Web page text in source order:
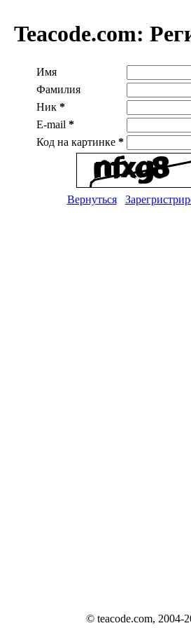
Teacode.com:
Имя
Фамилия
Ник *
E-mail *
Код на картинке *
Вернуться
© teacode.com, 2004-